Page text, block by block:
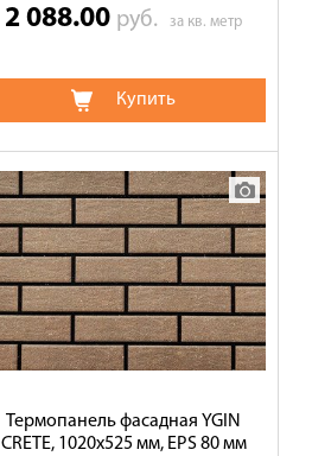
2 088.00 руб.за кв. метр
Купить
Термопанель фасадная YGIN
CRETE, 1020х525 мм, EPS 80 мм